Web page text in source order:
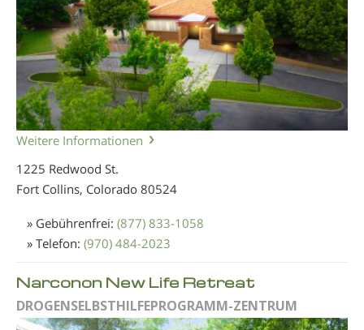
Weitere Informationen
1225 Redwood St.
Fort Collins, Colorado 80524
» Gebührenfrei: (877) 833-1058
» Telefon: (970) 484-2023
Narconon New Life Retreat
DROGENSELBSTHILFEPROGRAMM-ZENTRUM